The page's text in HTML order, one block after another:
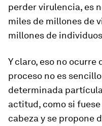
perder virulencia, es
miles de millones de
millones de
Y claro, eso no ocurre
proceso no es
determinada
actitud, como si
cabeza y se propone